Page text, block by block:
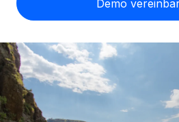
Globales Onboarding und
Freelancer:innen
PEO
Auslagern von komplexen HR-
WACHSTUMSPHASE
Agile HR- und Payroll-Lösungen
Personalkostenrechner
Gesamtbeschäftigungskosten
Honorarzahlungen
Informationen zu möglichen
Abwicklungsfristen für globale
Nederlands
Français
Demo